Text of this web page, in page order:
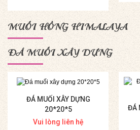
Mua Hàng
MUỐI HỒNG HIMALAYA
ĐÁ MUỐI XÂY DỰNG
ĐÁ MUỐI XÂY DỰNG
20*20*5
Vui lòng liên hệ
ĐÁ